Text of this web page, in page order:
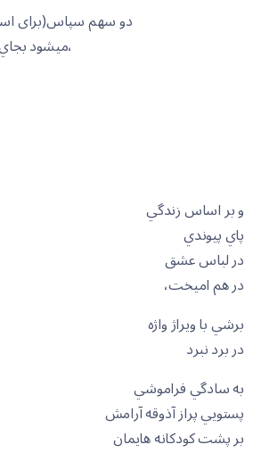
دو سھم سپاس(برای
ميشود بجاي خش خش پارازيت خشم،
و بر اساس زندگي
پاي پيوندي
در لباس عشق
در هم اميخت،
برشي با ويراژ واژه
در برد نبرد
به سادگي فراموشي
پستويي پراز آذوقه آرامش
بر پشت کودکانه هايمان